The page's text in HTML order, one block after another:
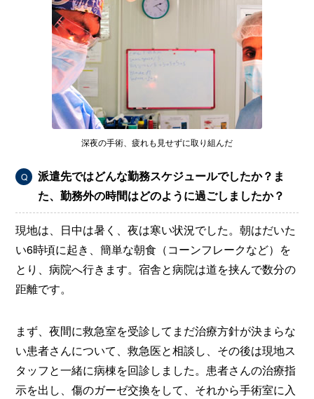
深夜の手術、疲れも見せずに取り組んだ
Q
派遣先ではどんな勤務スケジュールでしたか？ま
た、勤務外の時間はどのように過ごしましたか？
現地は、日中は暑く、夜は寒い状況でした。朝はだいた
い6時頃に起き、簡単な朝食（コーンフレークなど）を
とり、病院へ行きます。宿舎と病院は道を挟んで数分の
距離です。
まず、夜間に救急室を受診してまだ治療方針が決まらな
い患者さんについて、救急医と相談し、その後は現地ス
タッフと一緒に病棟を回診しました。患者さんの治療指
示を出し、傷のガーゼ交換をして、それから手術室に入